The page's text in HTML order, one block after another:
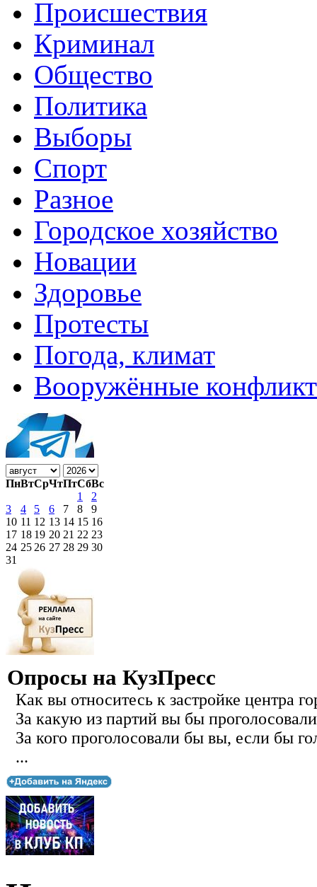
Происшествия
Криминал
Общество
Политика
Выборы
Спорт
Разное
Городское хозяйство
Новации
Здоровье
Протесты
Погода, климат
Вооружённые
ПнВтСрЧтПтСбВс
1
2
3
4 5 6 7 8
9
10 11 12 13 14 15 16
17 18 19 20 21 22 23
24 25 26 27 28 29 30
31
Опросы на КузПресс
Как вы относитесь к застройке центра
За какую из партий вы бы
За кого проголосовали бы вы, если бы
...